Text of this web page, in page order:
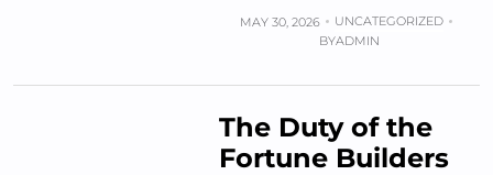
MAY 30, 2026
UNCATEGORIZED
BYADMIN
The Duty of the
Fortune Builders